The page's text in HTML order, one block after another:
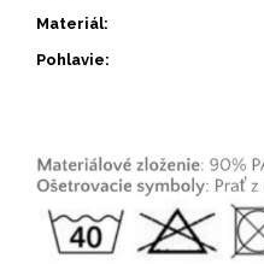
Materiál:
Pohlavie: